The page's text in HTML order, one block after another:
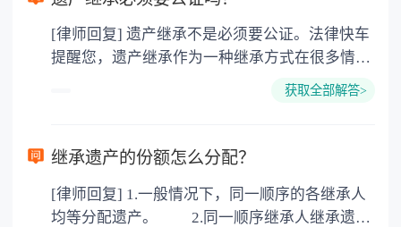
3. 印花税：按房屋评估价的0.05%缴纳 4. 土
地增值税：按房价1%缴纳 5. 房屋产权登记费：
[律师回复] 遗产继承不是必须要公证。法律快车
提醒您，遗产继承作为一种继承方式在很多情况
下都是不需要公证的，当然，如果需要公正的也
以防对财产继承发生纠纷，可以对遗产继承进行
公证。
获取全部解答>
继承遗产的份额怎么分配？
[律师回复] 1.一般情况下，同一顺序的各继承人
均等分配遗产。 2.同一顺序继承人继承遗产